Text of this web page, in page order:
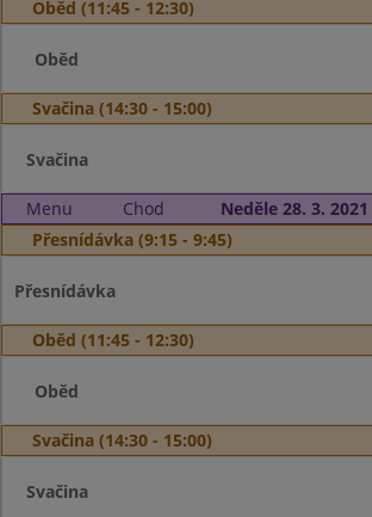
Oběd (11:45 - 12:30)
Oběd
Svačina (14:30 - 15:00)
Svačina
Menu Chod
Neděle 28. 3. 2021
Přesnídávka (9:15 - 9:45)
Přesnídávka
Oběd (11:45 - 12:30)
Oběd
Svačina (14:30 - 15:00)
Svačina